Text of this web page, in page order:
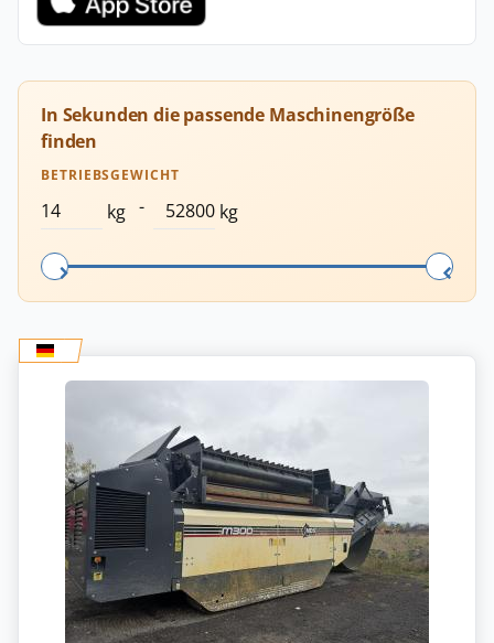
In Sekunden die passende Maschinengröße
finden
BETRIEBSGEWICHT
kg - kg